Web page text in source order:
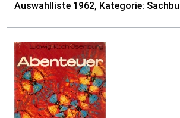
Auswahlliste 1962, Kategorie: